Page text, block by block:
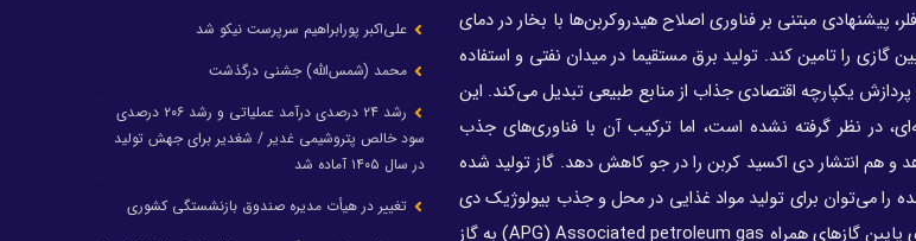
پیشنهادی مبتنی بر فناوری اصلاح هیدروکربن‌‌ها با بخار در دمای
گازی را تامین کند. تولید برق مستقیما در میدان نفتی و استفاده
پردازش یکپارچه اقتصادی جذاب از منابع طبیعی تبدیل می‌کند. این
در نظر گرفته نشده است، اما ترکیب آن با فناوری‌‌های جذب
هم انتشار دی اکسید کربن را در جو کاهش دهد. گاز تولید شده
را می‌توان برای تولید مواد غذایی در محل و جذب بیولوژیک دی
اکسید کربن در مزارع گلخانه‌ای استفاده کرد. محققان معتقدند فرآیند تبدیل بخار دمای پایین گازهای همراه APG) Associated petroleum gas) به گاز
علی‌اکبر پورابراهیم سرپرست نیکو شد
محمد (شمس‌الله) جشنی درگذشت
رشد ۲۴ درصدی درآمد عملیاتی و رشد ۲۰۶ درصدی
سود خالص پتروشیمی غدیر / شغدیر برای جهش تولید
در سال ۱۴۰۵ آماده شد
تغییر در هیأت مدیره صندوق بازنشستگی کشوری